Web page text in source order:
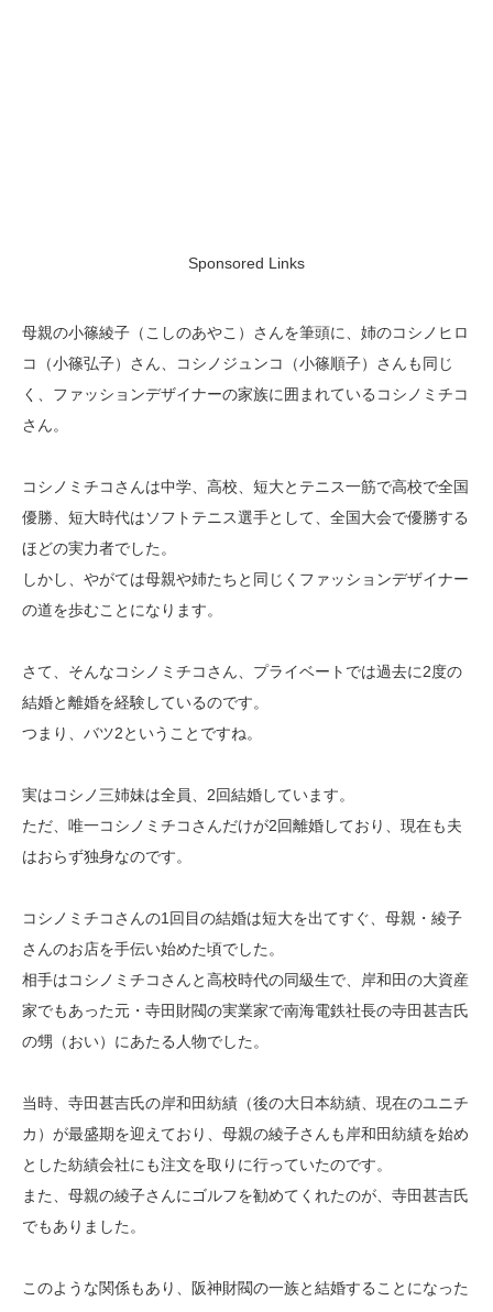
Sponsored Links
母親の小篠綾子（こしのあやこ）さんを筆頭に、姉のコシノヒロ
コ（小篠弘子）さん、コシノジュンコ（小篠順子）さんも同じ
く、ファッションデザイナーの家族に囲まれているコシノミチコ
さん。
コシノミチコさんは中学、高校、短大とテニス一筋で高校で全国
優勝、短大時代はソフトテニス選手として、全国大会で優勝する
ほどの実力者でした。
しかし、やがては母親や姉たちと同じくファッションデザイナー
の道を歩むことになります。
さて、そんなコシノミチコさん、プライベートでは過去に2度の
結婚と離婚を経験しているのです。
つまり、バツ2ということですね。
実はコシノ三姉妹は全員、2回結婚しています。
ただ、唯一コシノミチコさんだけが2回離婚しており、現在も夫
はおらず独身なのです。
コシノミチコさんの1回目の結婚は短大を出てすぐ、母親・綾子
さんのお店を手伝い始めた頃でした。
相手はコシノミチコさんと高校時代の同級生で、岸和田の大資産
家でもあった元・寺田財閥の実業家で南海電鉄社長の寺田甚吉氏
の甥（おい）にあたる人物でした。
当時、寺田甚吉氏の岸和田紡績（後の大日本紡績、現在のユニチ
カ）が最盛期を迎えており、母親の綾子さんも岸和田紡績を始め
とした紡績会社にも注文を取りに行っていたのです。
また、母親の綾子さんにゴルフを勧めてくれたのが、寺田甚吉氏
でもありました。
このような関係もあり、阪神財閥の一族と結婚することになった